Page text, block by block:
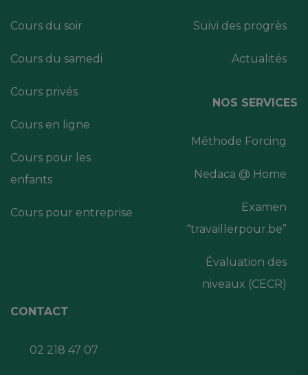
Cours du soir
Cours du samedi
Cours privés
Cours en ligne
Cours pour les
enfants
Cours pour entreprise
Suivi des progrès
Actualités
NOS SERVICES
Méthode Forcing
Nedaca @ Home
Examen
“travaillerpour.be”
Évaluation des
niveaux (CECR)
CONTACT
02 218 47 07